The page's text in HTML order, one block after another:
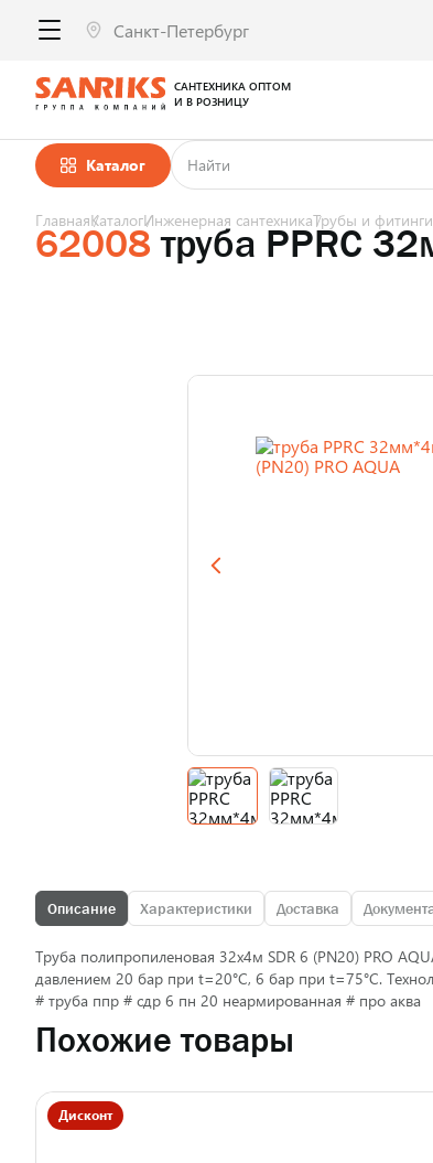
Каталог
САНТЕХНИКА ОПТОМ
И В РОЗНИЦУ
ГлавнаяКаталогИнженерная сантехникаТрубы и фитинги
62008 труба PPRC
Описание Характеристики Доставка
Труба полипропиленовая 32х4м SDR 6 (PN20) PRO
давлением 20 бар при t=20°С, 6 бар при t=75°С.
# труба ппр # сдр 6 пн 20 неармированная # про аква
Похожие товары
Дисконт